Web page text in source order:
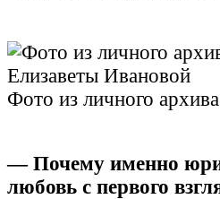
Фото из личного
— Почему именно
любовь с первого